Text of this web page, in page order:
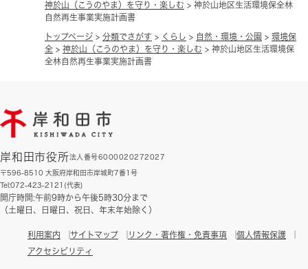
神於山（こうのやま）を守り・楽しむ > 神於山地区生活環境保全林
自然再生事業実施計画書
トップページ > 分類でさがす > くらし > 自然・環境・公園 > 環境保
全 > 神於山（こうのやま）を守り・楽しむ > 神於山地区生活環境保
全林自然再生事業実施計画書
岸和田市役所法人番号6000020272027
〒596-8510 大阪府岸和田市岸城町7番1号
Tel:072-423-2121(代表)
開庁時間:午前9時から午後5時30分まで
（土曜日、日曜日、祝日、年末年始除く）
利用案内 サイトマップ リンク・著作権・免責事項
個人情報保護
アクセシビリティ